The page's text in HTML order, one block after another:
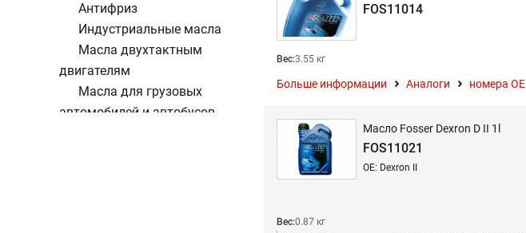
Антифриз
Индустриальные масла
Масла двухтактным
двигателям
Масла для грузовых
автомобилей и автобусов
FOS11014
Вес:3.55 кг
Больше информации Аналоги номера ОЕ
Масло Fosser Dexron D II 1l
FOS11021
OE: Dexron II
Вес:0.87 кг